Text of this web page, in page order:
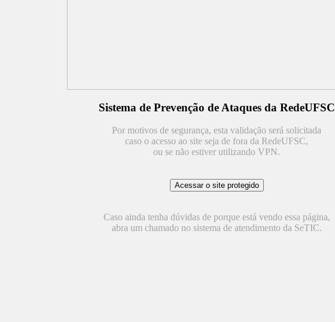
Sistema de Prevenção de Ataques da RedeUFSC
Por motivos de segurança, esta validação será solicitada
caso o acesso ao site seja de fora da RedeUFSC,
ou se não estiver utilizando VPN.
Caso ainda tenha dúvidas de porque está vendo essa página,
abra um chamado no sistema de atendimento da SeTIC.